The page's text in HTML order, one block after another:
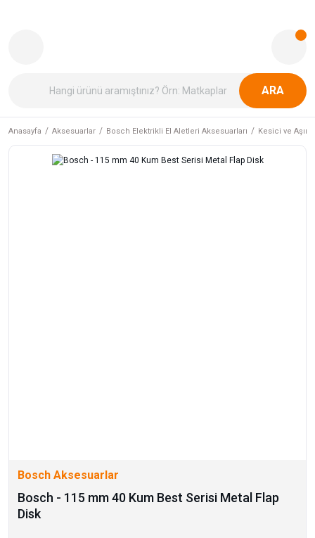
ARA
Anasayfa Aksesuarlar Bosch Elektrikli El Aletleri Aksesuarları Kesici ve
Bosch Aksesuarlar
Bosch - 115 mm 40 Kum Best Serisi Metal Flap
Disk